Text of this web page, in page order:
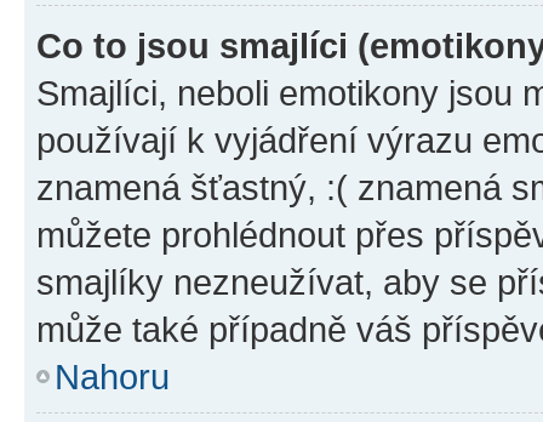
Co to jsou smajlíci
Smajlíci, neboli emotikony jsou
používají k vyjádření výrazu
znamená šťastný, :( znamená
můžete prohlédnout přes
smajlíky nezneužívat, aby se
může také případně váš
Nahoru